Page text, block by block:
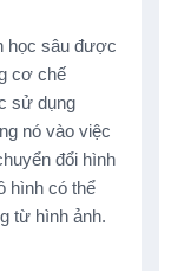
học sâu được
cơ chế
sử dụng
nó vào việc
đổi hình
hình có thể
từ hình ảnh.